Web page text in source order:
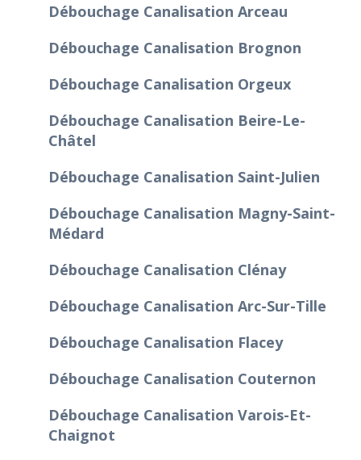
Débouchage Canalisation Arceau
Débouchage Canalisation Brognon
Débouchage Canalisation Orgeux
Débouchage Canalisation Beire-Le-
Châtel
Débouchage Canalisation Saint-Julien
Débouchage Canalisation Magny-Saint-
Médard
Débouchage Canalisation Clénay
Débouchage Canalisation Arc-Sur-Tille
Débouchage Canalisation Flacey
Débouchage Canalisation Couternon
Débouchage Canalisation Varois-Et-
Chaignot